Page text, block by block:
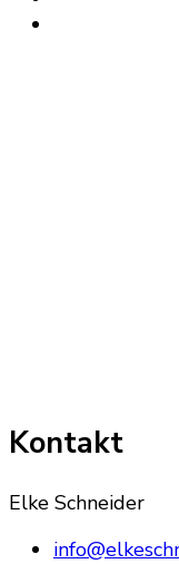
Kontakt
Elke Schneider